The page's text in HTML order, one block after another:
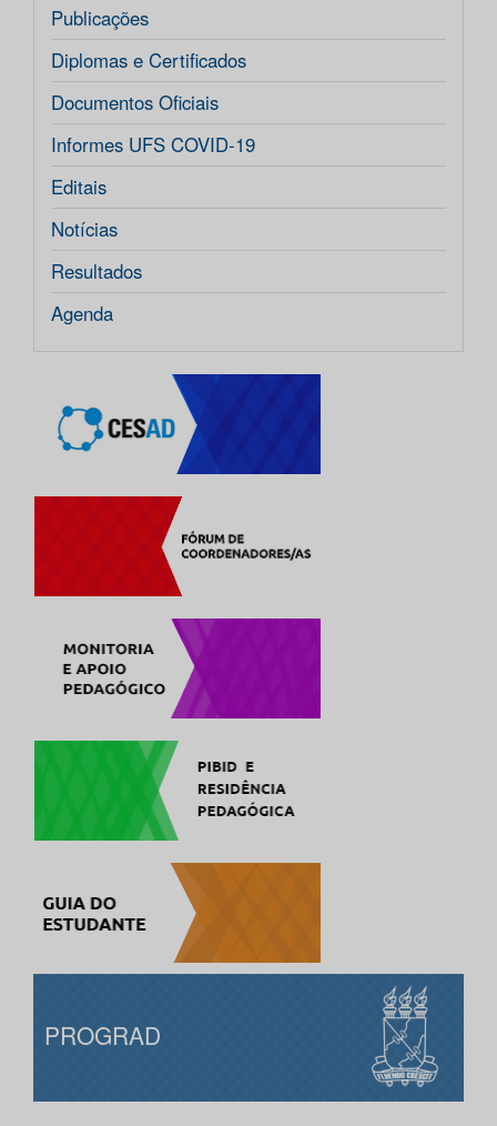
Publicações
Diplomas e Certificados
Documentos Oficiais
Informes UFS COVID-19
Editais
Notícias
Resultados
Agenda
PROGRAD